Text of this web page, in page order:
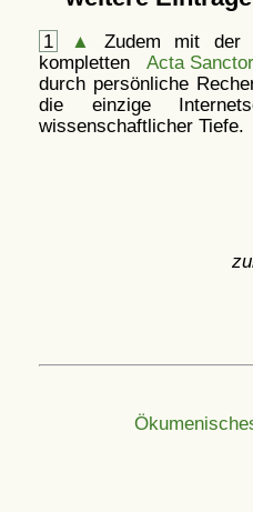
1 ▲
Zudem mit der
kompletten Acta
durch persönliche
die einzige
wissenschaftlicher Tiefe.